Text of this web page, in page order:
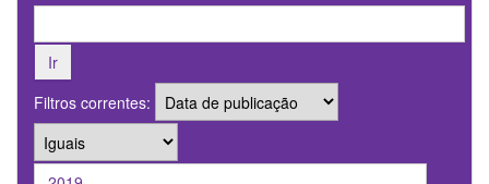
Filtros correntes: